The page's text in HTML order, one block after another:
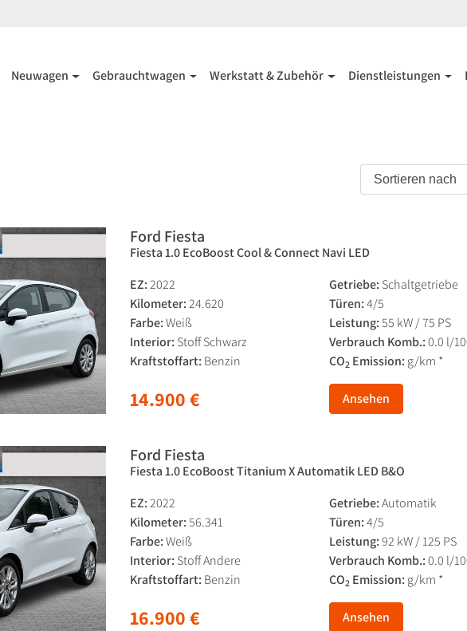
Neuwagen Gebrauchtwagen Werkstatt & Zubehör Dienstleistungen
Ford Fiesta
Fiesta 1.0 EcoBoost Cool & Connect Navi LED
EZ:2022 Getriebe: Schaltgetriebe
Kilometer:24.620 Türen:4/5
Farbe:Weiß Leistung:55 kW / 75 PS
Interior: Stoff Schwarz Verbrauch Komb.:0.0 l/
Kraftstoffart: Benzin CO2 Emission: g/km *
14.900 € Ansehen
Ford Fiesta
Fiesta 1.0 EcoBoost Titanium X Automatik LED B&O
EZ:2022 Getriebe:Automatik
Kilometer:56.341 Türen:4/5
Farbe:Weiß Leistung:92 kW / 125 PS
Interior: Stoff Andere Verbrauch Komb.:0.0 l/
Kraftstoffart: Benzin CO2 Emission: g/km *
16.900 € Ansehen